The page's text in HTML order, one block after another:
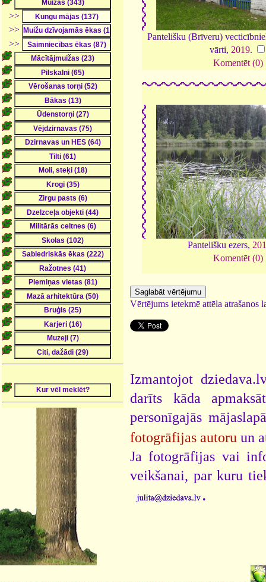
>>
>>
>>
Pantelišku (Brīveru)
vārti, 2019.
Komentēt (0)
Pantelišku ezers,
Komentēt (0)
Vērtējums ietekmē attēla atrašanos
Izmantojot
darīts kāda
personīgajās
fotogrāfijas autoru un
Ja fotogrāfijas vai
veikšanai, par kuru
.